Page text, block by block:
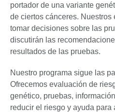
portador de una variante
de ciertos cánceres. Nuestros
tomar decisiones sobre las
discutirán las
resultados de las pruebas.
Nuestro programa sigue las
Ofrecemos evaluación de
genético, pruebas,
reducir el riesgo y ayuda para